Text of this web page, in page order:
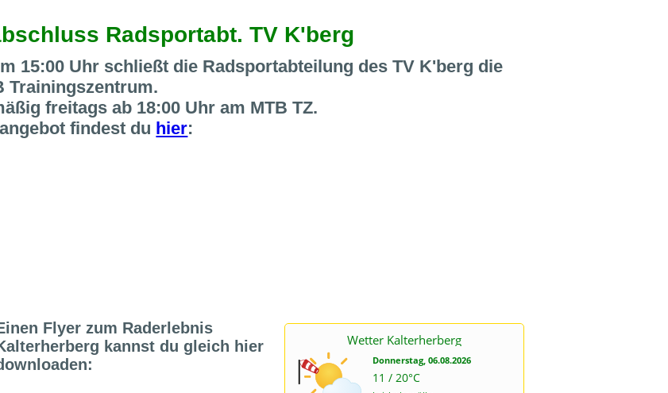
Radsportabt. TV K'berg
15:00 Uhr schließt die Radsportabteilung des TV K'berg die
Trainingszentrum.
freitags ab 18:00 Uhr am MTB TZ.
findest du hier:
Flyer zum Raderlebnis
kannst du gleich hier